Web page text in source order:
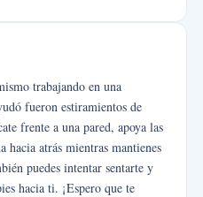
trabajando en una
fueron estiramientos de
frente a una pared, apoya las
hacia atrás mientras mantienes
puedes intentar sentarte y
hacia ti. ¡Espero que te